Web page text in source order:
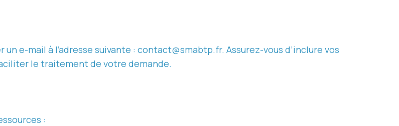
e-mail à l’adresse suivante : contact@smabtp.fr. Assurez-vous d’inclure vos
le traitement de votre demande.
: